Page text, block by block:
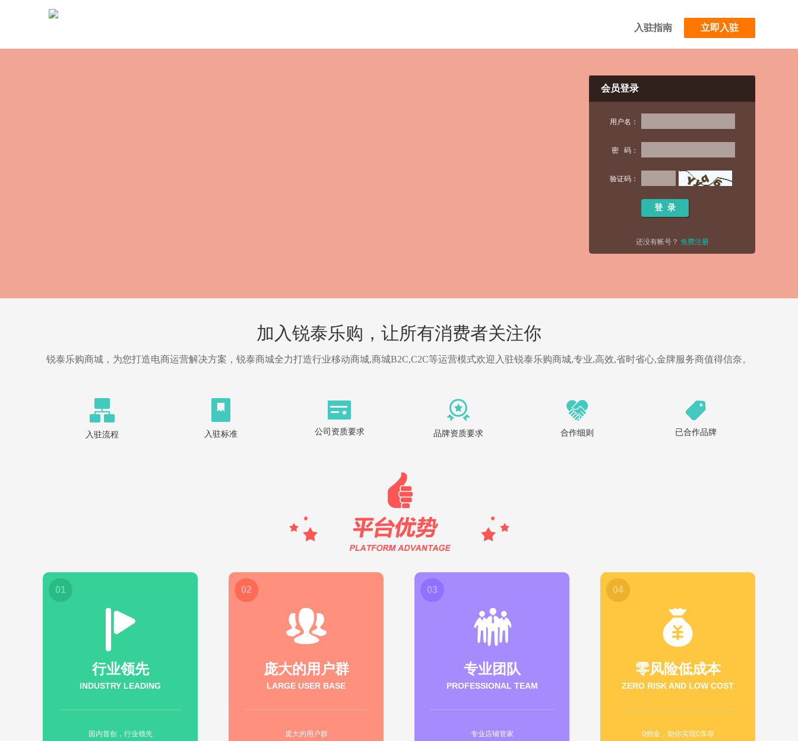
立即入驻
入驻指南
会员登录
用户名：
密 码：
验证码：
还没有帐号？ 免费注册
加入锐泰乐购，让所有消费者关注你
锐泰乐购商城，为您打造电商运营解决方案，锐泰商城全力打造行业移动商城,商城B2C,C2C等运营模式欢迎入驻锐泰乐购商城,专业,高效,省时省心,金牌服务商值得信奈。
入驻流程 入驻标准 公司资质要求 品牌资质要求 合作细则 已合作品牌
01
行业领先
INDUSTRY LEADING
国内首创，行业领先
02
庞大的用户群
LARGE USER BASE
庞大的用户群
03
专业团队
PROFESSIONAL TEAM
专业店铺管家
04
零风险低成本
ZERO RISK AND LOW COST
0佣金，助你实现0库存